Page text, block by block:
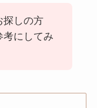
探しの方
考にしてみ